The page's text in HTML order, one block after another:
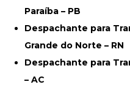
Paraíba – PB
Despachante para
Grande do Norte – RN
Despachante para
– AC